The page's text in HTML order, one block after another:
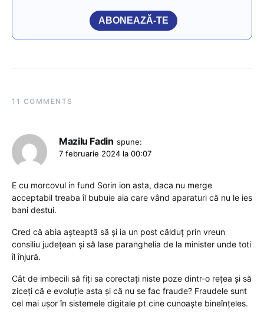
ABONEAZĂ-TE
11 COMMENTS
Mazilu Fadin spune:
7 februarie 2024 la 00:07
E cu morcovul in fund Sorin ion asta, daca nu merge
acceptabil treaba îl bubuie aia care vând aparaturi că nu le ies
bani destui.
Cred că abia așteaptă să și ia un post călduț prin vreun
consiliu județean și să lase paranghelia de la minister unde toti
îl înjură.
Cât de imbecili să fiți sa corectați niste poze dintr-o rețea și să
ziceți că e evoluție asta și că nu se fac fraude? Fraudele sunt
cel mai ușor în sistemele digitale pt cine cunoaște bineînțeles.